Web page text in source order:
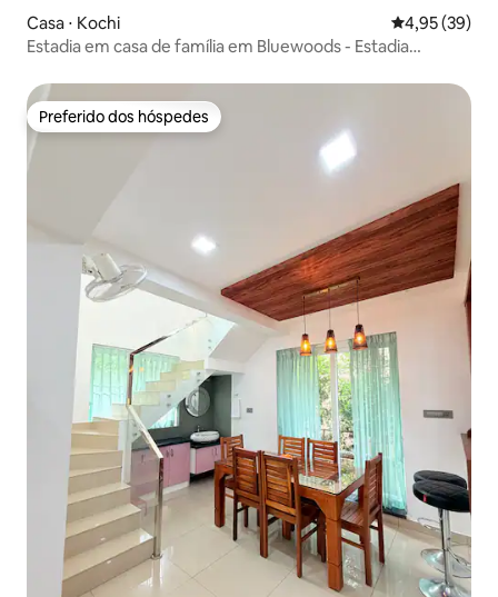
Casa ⋅ Kochi 4,95 de uma
4,95 (39)
Estadia em casa de família em Bluewoods - Estadia
Preferido dos hóspedes
Preferido dos hóspedes